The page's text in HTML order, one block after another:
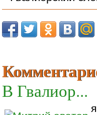
В Гвалиор...